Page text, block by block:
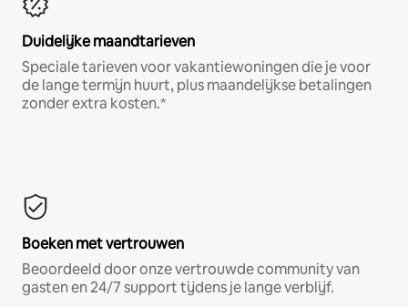
Duidelijke maandtarieven
Speciale tarieven voor vakantiewoningen die je voor
de lange termijn huurt, plus maandelijkse betalingen
zonder extra kosten.*
Boeken met vertrouwen
Beoordeeld door onze vertrouwde community van
gasten en 24/7 support tijdens je lange verblijf.